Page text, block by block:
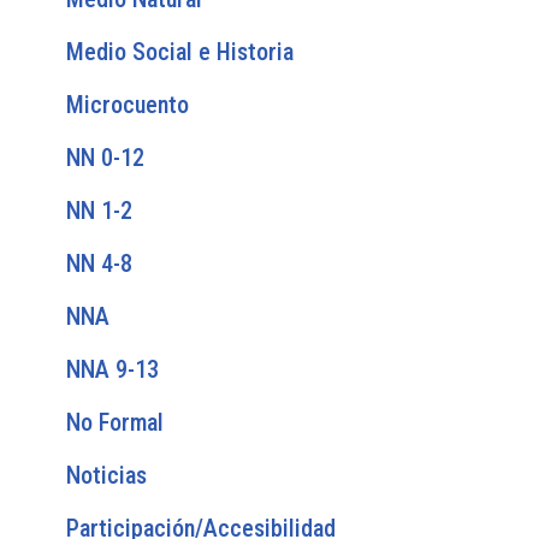
Medio Social e Historia
Microcuento
NN 0-12
NN 1-2
NN 4-8
NNA
NNA 9-13
No Formal
Noticias
Participación/Accesibilidad